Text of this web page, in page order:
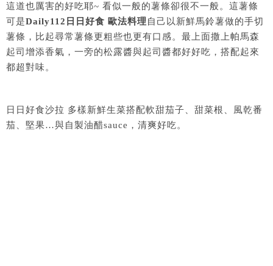
這道也厲害的好吃耶~ 看似一般的薯條卻很不一般。這薯條
可是Daily112日日好食 歐法料理 自己以新鮮馬鈴薯做的手切
薯條，比起尋常薯條更粗些也更有口感。最上面撒上帕馬森
起司增添香氣，一旁的松露醬與起司醬都好好吃，搭配起來
都超對味。
日日好食沙拉 多樣新鮮生菜搭配軟甜茄子、甜菜根、風乾番
茄、堅果…與自製油醋sauce，清爽好吃。